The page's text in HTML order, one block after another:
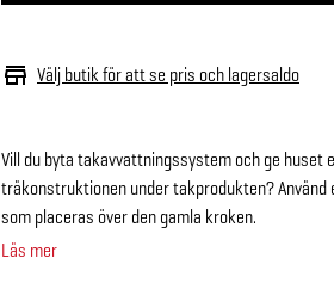
Välj butik för att se pris och lagersaldo
Vill du byta takavvattningssystem och ge
träkonstruktionen under takprodukten?
som placeras över den gamla kroken.
Läs mer